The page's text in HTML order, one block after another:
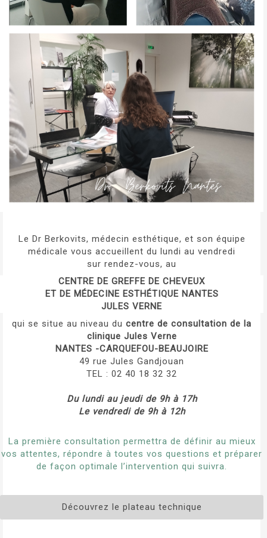
Le Dr Berkovits, médecin esthétique, et son équipe
médicale vous accueillent du lundi au vendredi
sur rendez-vous, au
CENTRE DE GREFFE DE CHEVEUX
ET DE MÉDECINE ESTHÉTIQUE NANTES
JULES VERNE
qui se situe au niveau du centre de consultation de la
clinique Jules Verne
NANTES -CARQUEFOU-BEAUJOIRE
49 rue Jules Gandjouan
TEL : 02 40 18 32 32
Du lundi au jeudi de 9h à 17h
Le vendredi de 9h à 12h
La première consultation permettra de définir au mieux
vos attentes, répondre à toutes vos questions et préparer
de façon optimale l’intervention qui suivra.
Découvrez le plateau technique